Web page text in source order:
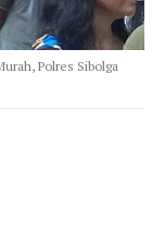
Polres Sibolga